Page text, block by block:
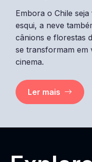
Embora o Chile
esqui, a neve
cânions e florestas
se transformam em
cinema.
Ler mais